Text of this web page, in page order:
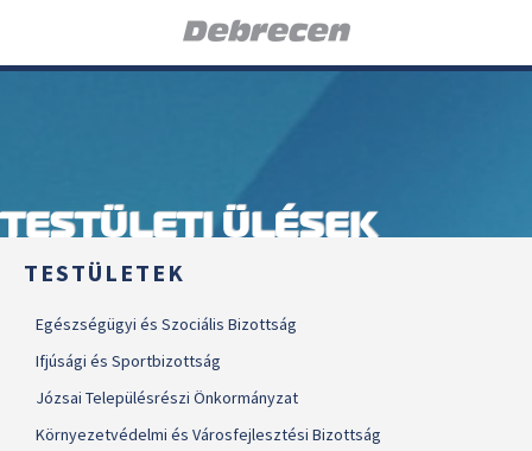
TESTÜLETI ÜLÉSEK
TESTÜLETEK
Egészségügyi és Szociális Bizottság
Ifjúsági és Sportbizottság
Józsai Településrészi Önkormányzat
Környezetvédelmi és Városfejlesztési Bizottság